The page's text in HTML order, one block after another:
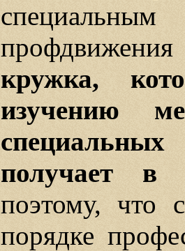
кружка,
изучению
получает в
поэтому, что
порядке